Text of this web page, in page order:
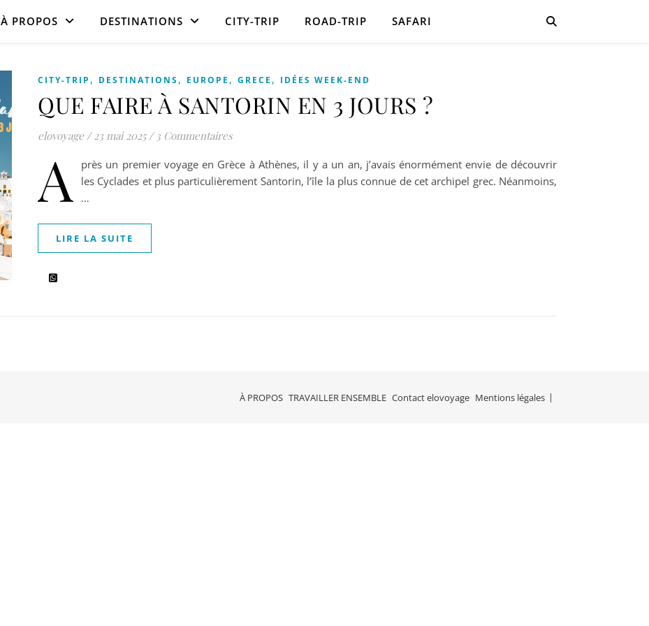
À PROPOS DESTINATIONS CITY-TRIP ROAD-TRIP SAFARI
CITY-TRIP , DESTINATIONS, EUROPE , GRECE , IDÉES WEEK-END
QUE FAIRE À SANTORIN EN 3 JOURS ?
elovoyage / 23 mai 2025 / 3 Commentaires
A
près un premier voyage en Grèce à Athènes, il y a un an, j’avais énormément envie de découvrir
les Cyclades et plus particulièrement Santorin, l’île la plus connue de cet archipel grec. Néanmoins,
…
LIRE LA SUITE
À PROPOS TRAVAILLER ENSEMBLE Contact elovoyage Mentions légales